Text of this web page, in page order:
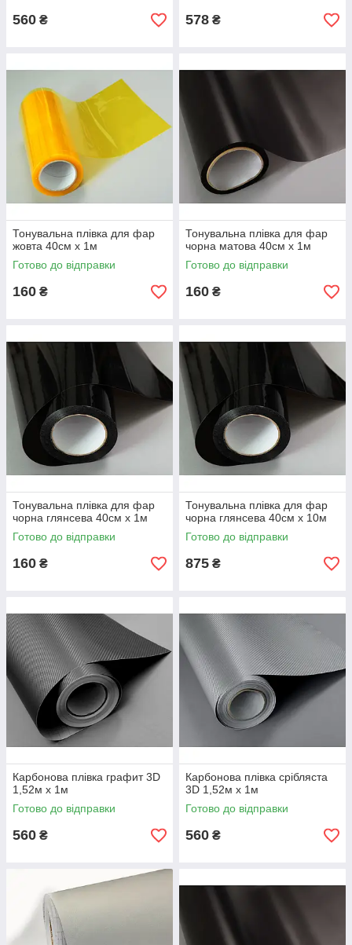
560 ₴ 578 ₴
Тонувальна плівка для фар
жовта 40см х 1м
Готово до відправки
160 ₴
Тонувальна плівка для фар
чорна матова 40см х 1м
Готово до відправки
160 ₴
Тонувальна плівка для фар
чорна глянсева 40см х 1м
Готово до відправки
160 ₴
Тонувальна плівка для фар
чорна глянсева 40см х 10м
Готово до відправки
875 ₴
Карбонова плівка графит 3D
1,52м х 1м
Готово до відправки
560 ₴
Карбонова плівка срібляста
3D 1,52м х 1м
Готово до відправки
560 ₴